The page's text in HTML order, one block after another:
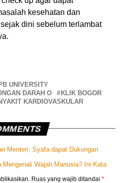
kesehatan dan
dini sebelum terlambat
UNIVERSITY
DARAH O
KLIK BOGOR
KARDIOVASKULAR
Menteri, Syafa dapat Dukungan
Mengenali Wajah Manusia? Ini Kata
Ruas yang wajib ditandai *